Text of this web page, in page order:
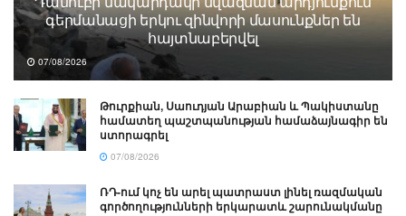
գերմանացի երկու զինվորի մասունքներ են
հայտնաբերվել
07/08/2026
Թուրքիան, Սաուդյան Արաբիան և Պակիստանը
համատեղ պաշտպանության համաձայնագիր են
ստորագրել
07/08/2026
ՌԴ-ում կոչ են արել պատրաստ լինել ռազմական
գործողությունների երկարատև շարունակմանը